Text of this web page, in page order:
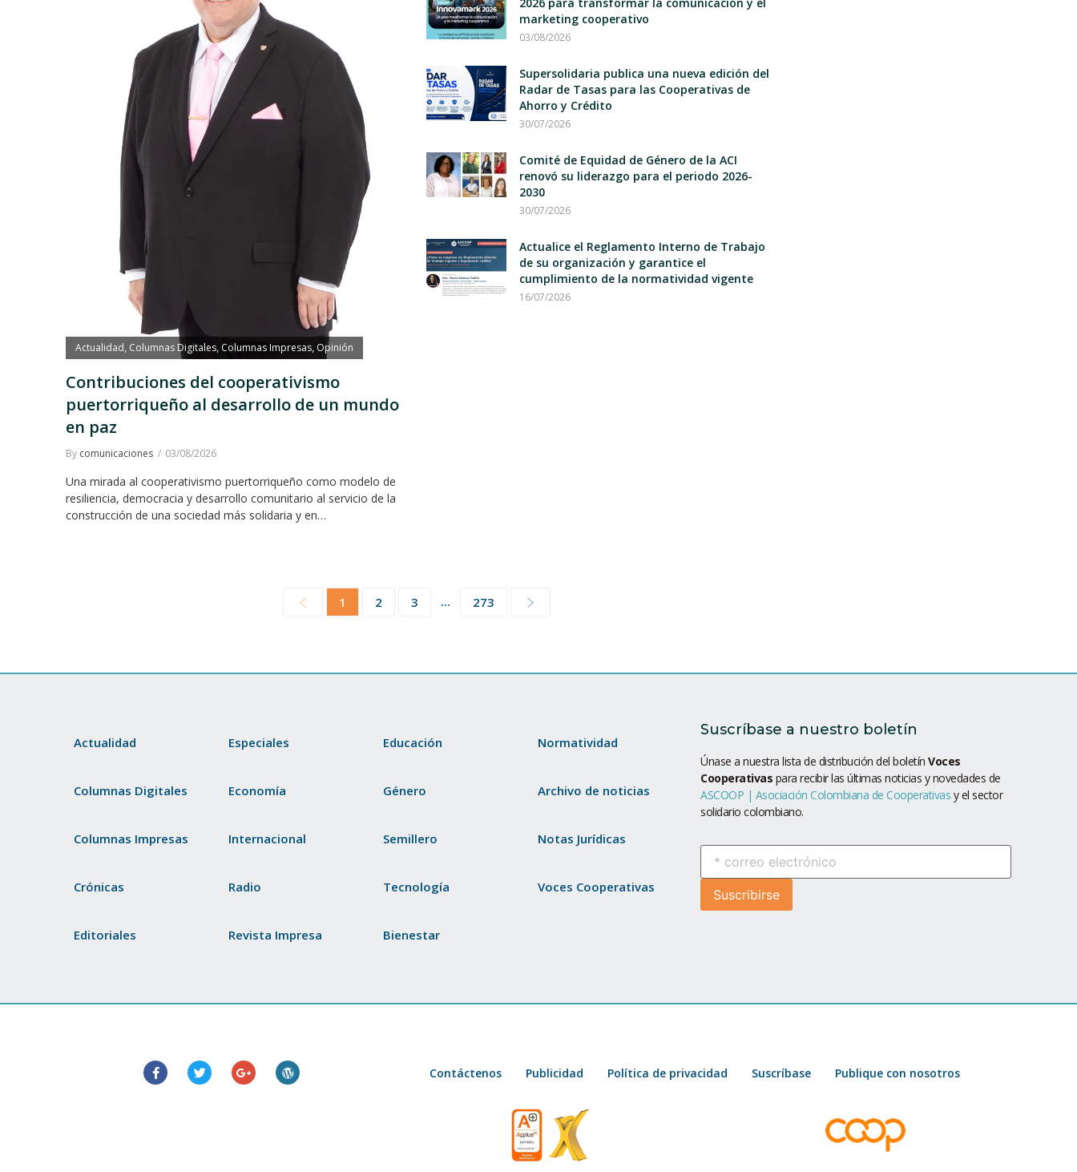
Actualidad, Columnas Digitales, Columnas Impresas, Opinión
Contribuciones del cooperativismo
puertorriqueño al desarrollo de un mundo
en paz
By comunicaciones 03/08/2026
Una mirada al cooperativismo puertorriqueño como modelo de
resiliencia, democracia y desarrollo comunitario al servicio de la
construcción de una sociedad más solidaria y en…
marketing cooperativo
03/08/2026
Supersolidaria publica una nueva edición del
Radar de Tasas para las Cooperativas de
Ahorro y Crédito
30/07/2026
Comité de Equidad de Género de la ACI
renovó su liderazgo para el periodo 2026-
2030
30/07/2026
Actualice el Reglamento Interno de Trabajo
de su organización y garantice el
cumplimiento de la normatividad vigente
16/07/2026
1 2 3 ... 273
Actualidad
Columnas Digitales
Columnas Impresas
Crónicas
Editoriales
Especiales
Economía
Internacional
Radio
Revista Impresa
Educación
Género
Semillero
Tecnología
Bienestar
Normatividad
Archivo de noticias
Notas Jurídicas
Voces Cooperativas
Suscríbase a nuestro boletín
Únase a nuestra lista de distribución del boletín Voces
Cooperativas para recibir las últimas noticias y novedades de
ASCOOP | Asociación Colombiana de Cooperativas y el sector
solidario colombiano.
Contáctenos Publicidad Política de privacidad Suscríbase Publique con nosotros